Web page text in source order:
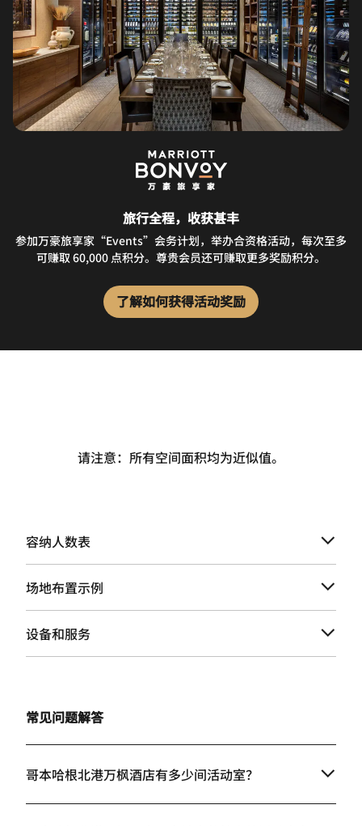
旅行全程，收获甚丰
参加万豪旅享家“Events”会务计划，举办合资格活动，每次至多
可赚取 60,000 点积分。尊贵会员还可赚取更多奖励积分。
了解如何获得活动奖励
请注意：所有空间面积均为近似值。
容纳人数表
场地布置示例
设备和服务
常见问题解答
哥本哈根北港万枫酒店有多少间活动室？